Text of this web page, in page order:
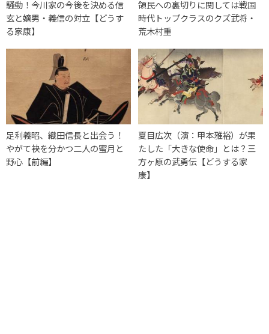
騒動！今川家の今後を決める信
玄と嫡男・義信の対立【どうす
る家康】
領民への裏切りに関しては戦国
時代トップクラスのクズ武将・
荒木村重
足利義昭、織田信長と出会う！
やがて袂を分かつ二人の蜜月と
野心【前編】
夏目広次（演：甲本雅裕）が果
たした「大きな使命」とは？三
方ヶ原の武勇伝【どうする家
康】